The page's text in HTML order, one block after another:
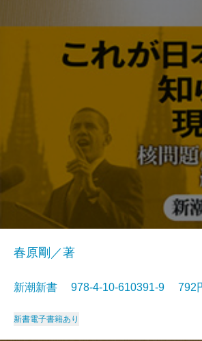
春原剛／著
新潮新書 978-4-10-610391-9 792
新書電子書籍あり